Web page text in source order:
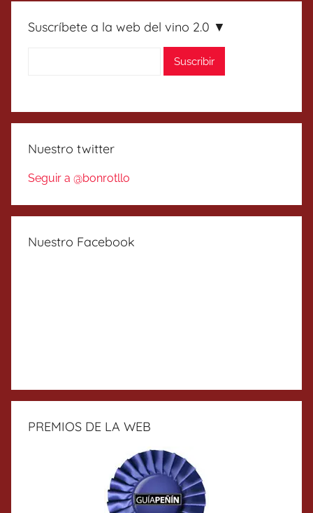
Suscríbete a la web del vino 2.0 ▼
Nuestro twitter
Seguir a @bonrotllo
Nuestro Facebook
PREMIOS DE LA WEB